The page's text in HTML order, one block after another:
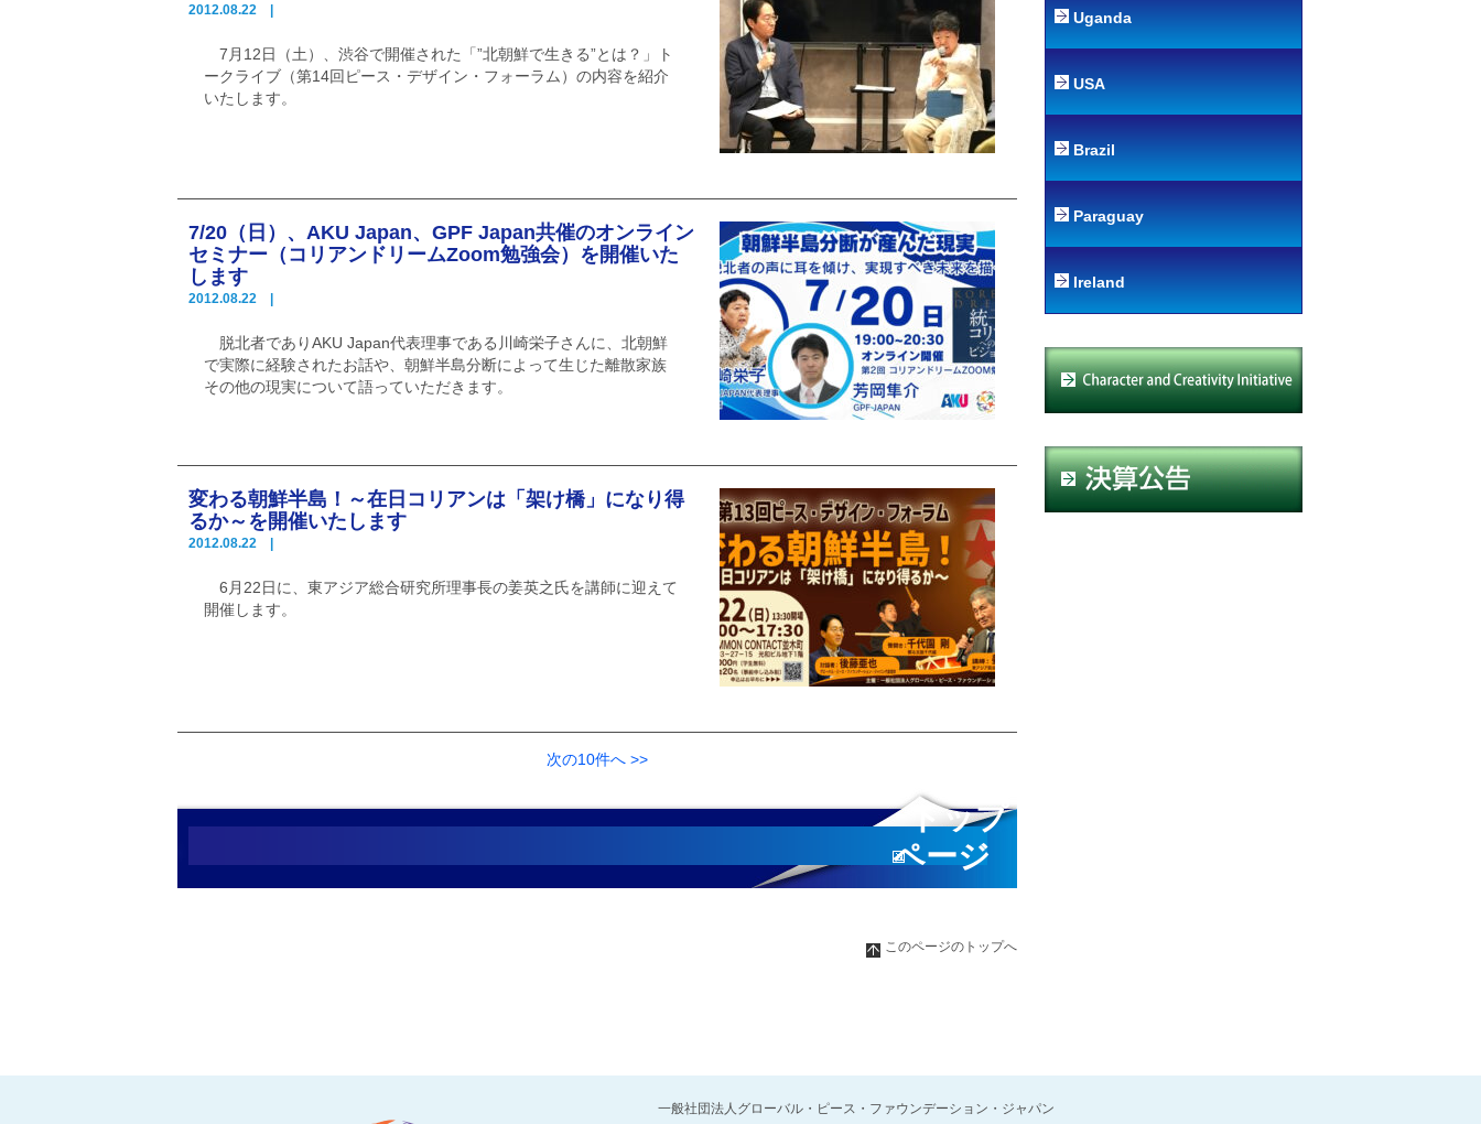
2012.08.22 |
7月12日（土）、渋谷で開催された「”北朝鮮で生きる”とは？」ト
ークライブ（第14回ピース・デザイン・フォーラム）の内容を紹介
いたします。
7/20（日）、AKU Japan、GPF Japan共催のオンライン
セミナー（コリアンドリームZoom勉強会）を開催いた
します
2012.08.22 |
脱北者でありAKU Japan代表理事である川崎栄子さんに、北朝鮮
で実際に経験されたお話や、朝鮮半島分断によって生じた離散家族
その他の現実について語っていただきます。
変わる朝鮮半島！～在日コリアンは「架け橋」になり得
るか～を開催いたします
2012.08.22 |
6月22日に、東アジア総合研究所理事長の姜英之氏を講師に迎えて
開催します。
次の10件へ >>
トップ
ページ
へ
このページのトップへ
Uganda
USA
Brazil
Paraguay
Ireland
一般社団法人グローバル・ピース・ファウンデーション・ジャパン